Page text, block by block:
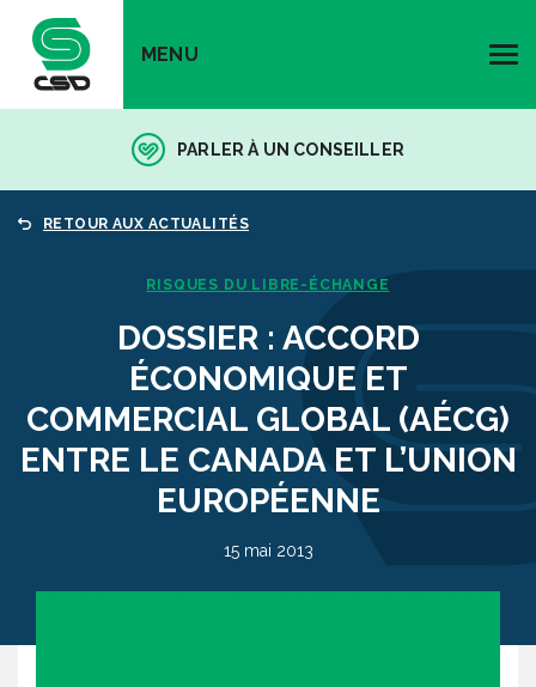
MENU
PARLER À UN CONSEILLER
RETOUR AUX ACTUALITÉS
RISQUES DU LIBRE-ÉCHANGE
DOSSIER : ACCORD
ÉCONOMIQUE ET
COMMERCIAL GLOBAL (AÉCG)
ENTRE LE CANADA ET L’UNION
EUROPÉENNE
15 mai 2013